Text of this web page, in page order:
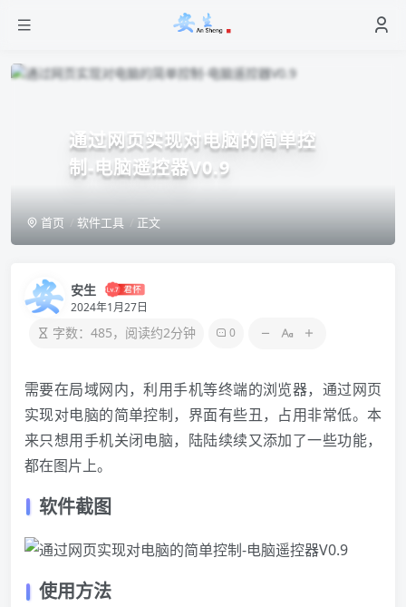
通过网页实现对电脑的简单控
制-电脑遥控器V0.9
首页 软件工具 正文
安生
2024年1月27日
字数：485，阅读约2分钟 0
需要在局域网内，利用手机等终端的浏览器，通过网页
实现对电脑的简单控制，界面有些丑，占用非常低。本
来只想用手机关闭电脑，陆陆续续又添加了一些功能，
都在图片上。
软件截图
使用方法